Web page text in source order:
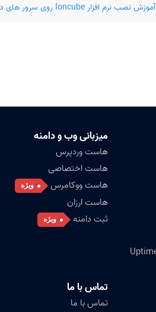
آموزش نصب نرم افزار Ioncube روی سرور های دایرکت ادمین
میزبانی وب و دامنه
هاست وردپرس
هاست اختصاصی
هاست ووکامرس
ویژه
هاست ارزان
ثبت دامنه
ویژه
تماس با ما
تماس با ما